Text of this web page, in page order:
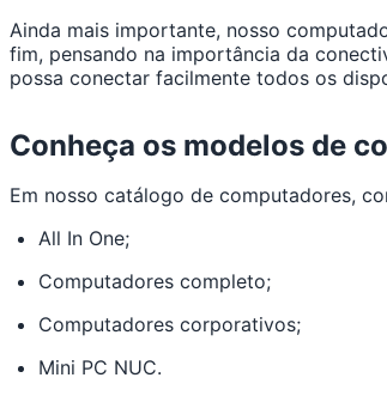
Ainda mais importante, nosso
fim, pensando na importância da
possa conectar facilmente todos os
Conheça os modelos de
Em nosso catálogo de computadores,
All In One;
Computadores completo;
Computadores corporativos;
Mini PC NUC.